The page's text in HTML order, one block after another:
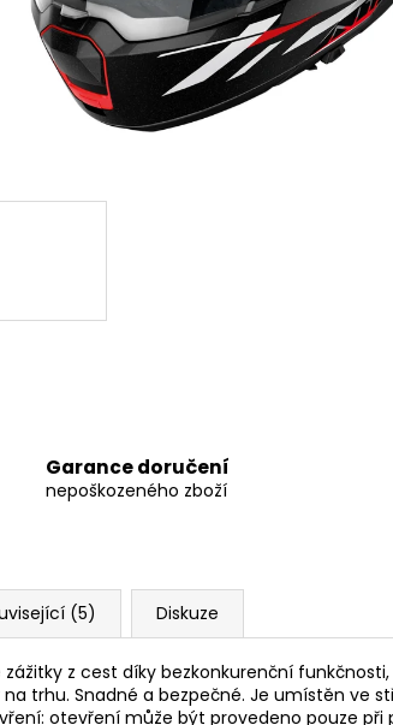
Garance doručení
nepoškozeného zboží
(5) Diskuze
z cest díky bezkonkurenční
trhu. Snadné a bezpečné. Je umístěn ve
otevření může být provedeno pouze
Kč
199